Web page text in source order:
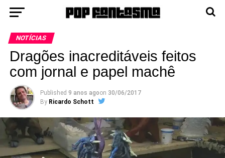
NOTÍCIAS
Dragões inacreditáveis feitos
com jornal e papel machê
Published 9 anos agoon 30/06/2017
By Ricardo Schott